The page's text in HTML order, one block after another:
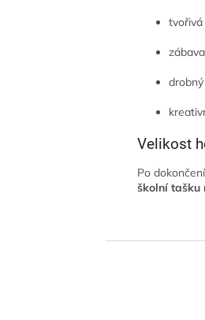
Velikost
Po
školní tašku